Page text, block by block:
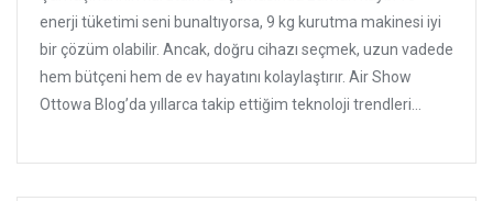
enerji tüketimi seni bunaltıyorsa, 9 kg kurutma makinesi iyi
bir çözüm olabilir. Ancak, doğru cihazı seçmek, uzun vadede
hem bütçeni hem de ev hayatını kolaylaştırır. Air Show
Ottowa Blog’da yıllarca takip ettiğim teknoloji trendleri...